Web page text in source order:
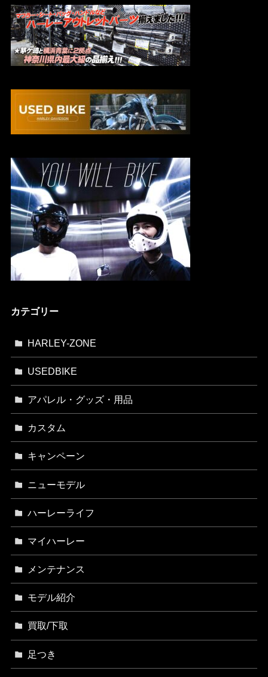
カテゴリー
HARLEY-ZONE
USEDBIKE
アパレル・グッズ・用品
カスタム
キャンペーン
ニューモデル
ハーレーライフ
マイハーレー
メンテナンス
モデル紹介
買取/下取
足つき